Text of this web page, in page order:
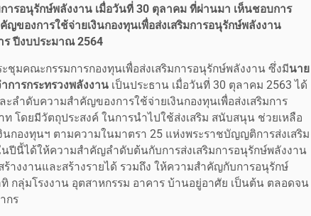
ารอนุรักษ์พลังงาน เมื่อวันที่ 30 ตุลาคม ที่ผ่านมา เห็นชอบการ
ของการใช้จ่ายเงินกองทุนเพื่อส่งเสริมการอนุรักษ์พลังงาน
ร ปีงบประมาณ 2564
ะชุมคณะกรรมการกองทุนเพื่อส่งเสริมการอนุรักษ์พลังงาน ซึ่งมีนาย
ารกระทรวงพลังงาน เป็นประธาน เมื่อวันที่ 30 ตุลาคม 2563 ได้
ลำดับความสำคัญของการใช้จ่ายเงินกองทุนเพื่อส่งเสริมการ
โดยมีวัตถุประสงค์ ในการนำไปใช้ส่งเสริม สนับสนุน ช่วยเหลือ
กองทุนฯ ตามความในมาตรา 25 แห่งพระราชบัญญติการส่งเสริม
ปีนี้ได้ให้ความสำคัญลำดับต้นกับการส่งเสริมการอนุรักษ์พลังงาน
างงานและสร้างรายได้ รวมถึง ให้ความสำคัญกับการอนุรักษ์
กลุ่มโรงงาน อุตสาหกรรม อาคาร บ้านอยู่อาศัย เป็นต้น ตลอดจน
กร